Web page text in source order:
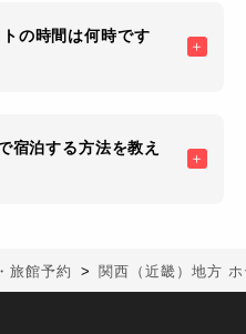
の時間は何時です
宿泊する方法を教え
旅館予約 関西（近畿）地方